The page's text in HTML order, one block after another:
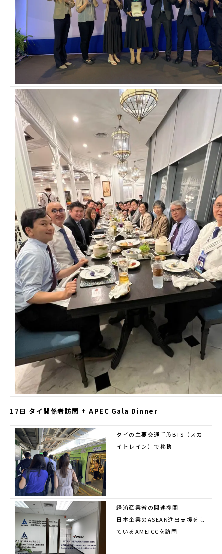
17日 タイ関係者訪問 + APEC Gala Dinner
タイの主要交通手段BTS（スカ
イトレイン）で移動
経済産業省の関連機関
日本企業のASEAN進出支援をし
ているAMEICCを訪問